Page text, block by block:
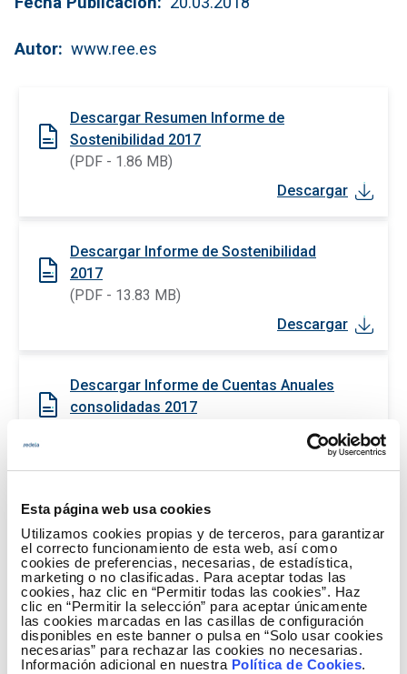
Esta página web usa cookies
Utilizamos cookies propias y de terceros, para garantizar
el correcto funcionamiento de esta web, así como
cookies de preferencias, necesarias, de estadística,
marketing o no clasificadas. Para aceptar todas las
cookies, haz clic en “Permitir todas las cookies”. Haz
clic en “Permitir la selección” para aceptar únicamente
las cookies marcadas en las casillas de configuración
disponibles en este banner o pulsa en “Solo usar cookies
necesarias” para rechazar las cookies no necesarias.
Información adicional en nuestra Política de Cookies.
Autor www.ree.es
Descargar Resumen Informe de
Sostenibilidad 2017
(PDF - 1.86 MB)
Descargar
Descargar Informe de Sostenibilidad
2017
(PDF - 13.83 MB)
Descargar
Descargar Informe de Cuentas Anuales
consolidadas 2017
Descargar
Descargar Informe de Gobierno
Corporativo 2017
(PDF - 5.38 MB)
Descargar